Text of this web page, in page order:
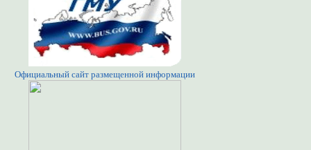
Официальный сайт размещенной информации